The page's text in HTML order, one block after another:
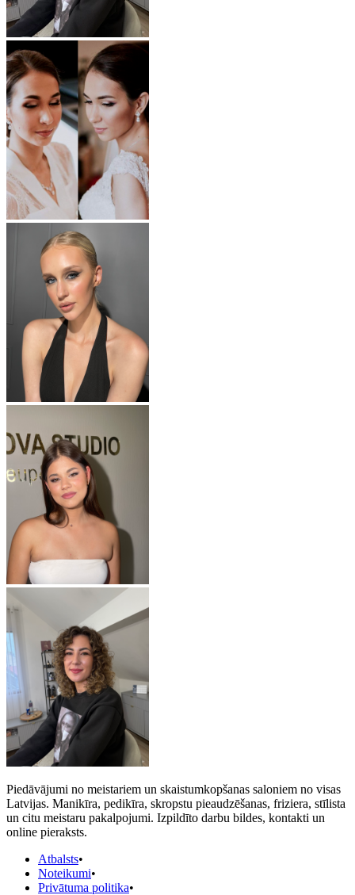
Piedāvājumi no meistariem un skaistumkopšanas saloniem no visas
Latvijas. Manikīra, pedikīra, skropstu pieaudzēšanas, friziera, stīlista
un citu meistaru pakalpojumi. Izpildīto darbu bildes, kontakti un
online pieraksts.
Atbalsts•
Noteikumi•
Privātuma politika•